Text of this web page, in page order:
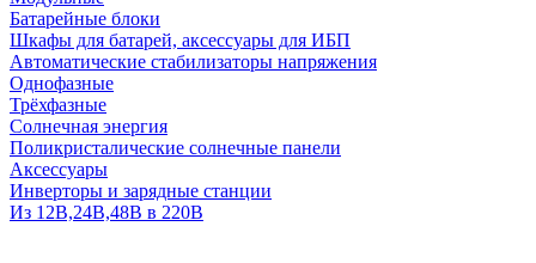
Батарейные блоки
Шкафы для батарей, аксессуары для ИБП
Автоматические стабилизаторы напряжения
Однофазные
Трёхфазные
Солнечная энергия
Поликристалические солнечные панели
Аксессуары
Инверторы и зарядные станции
Из 12В,24В,48В в 220В